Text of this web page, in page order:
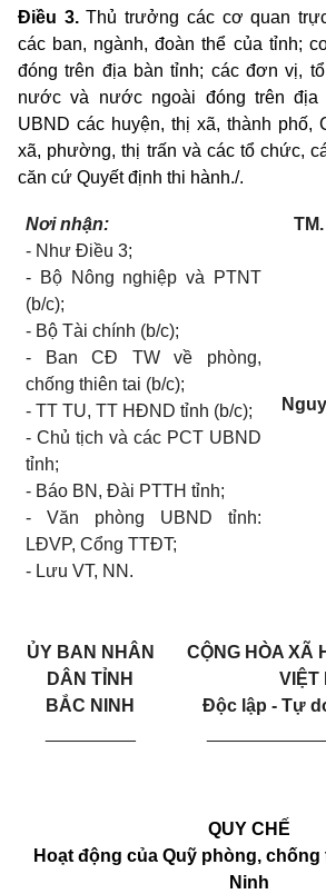
Điều 3. Thủ trưởng các cơ quan
các ban, ngành, đoàn thể của tỉnh;
đóng trên địa bàn tỉnh; các đơn vị,
nước và nước ngoài đóng trên địa
UBND các huyện, thị xã, thành phố,
xã, phường, thị trấn và các tổ chức,
căn cứ Quyết định thi hành./.
Nơi nhận:
- Như Điều 3;
- Bộ Nông nghiệp và PTNT
(b/c);
- Bộ Tài chính (b/c);
- Ban CĐ TW về phòng,
chống thiên tai (b/c);
- TT TU, TT HĐND tỉnh (b/c);
- Chủ tịch và các PCT UBND
tỉnh;
- Báo BN, Đài PTTH tỉnh;
- Văn phòng UBND tỉnh:
LĐVP, Cổng TTĐT;
- Lưu VT, NN.
ỦY BAN NHÂN
DÂN TỈNH
BẮC NINH
CỘNG HÒA XÃ
VIỆT
Độc lập - Tự
QUY CHẾ
Hoạt động của Quỹ phòng,
Ninh